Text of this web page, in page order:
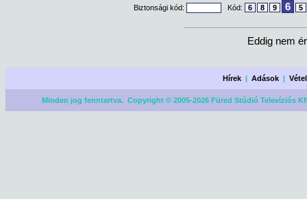
Biztonsági kód:
Kód: 6 8 9 6 5
Eddig nem
Hírek |Adások |
Minden jog fenntartva. Copyright © 2005-2026 Füred Stúdió Televíziós